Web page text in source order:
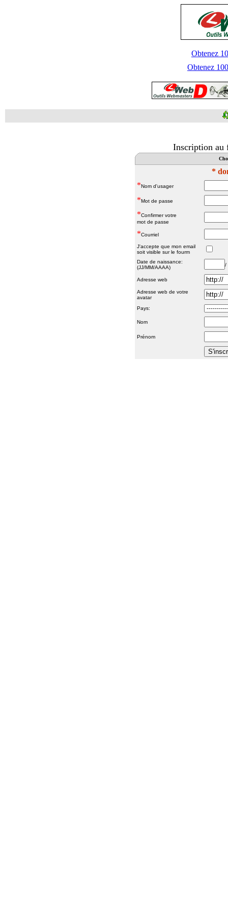
Obtenez
Obtenez
Inscription au
*
*Nom d'usager
*Mot de passe
*Confirmer votre
mot de passe
*Courriel
J'accepte que mon email
soit visible sur le fourm
Date de naissance:
(JJ/MM/AAAA)
/
Adresse web
Adresse web de votre
avatar
Pays:
Nom
Prénom